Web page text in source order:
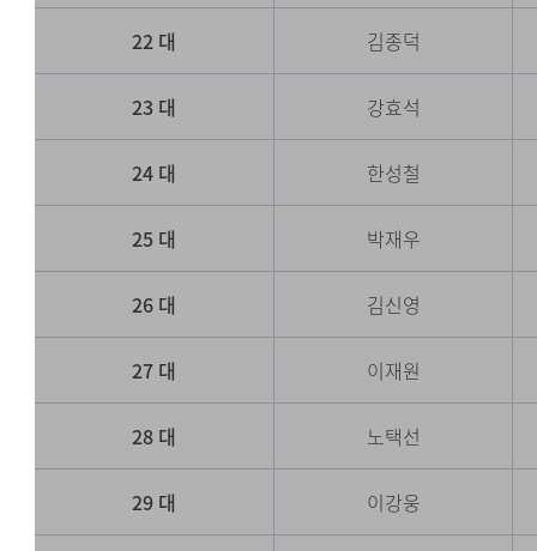
22 대 김종덕
23 대 강효석
24 대 한성철
25 대 박재우
26 대 김신영
27 대 이재원
28 대 노택선
29 대 이강웅